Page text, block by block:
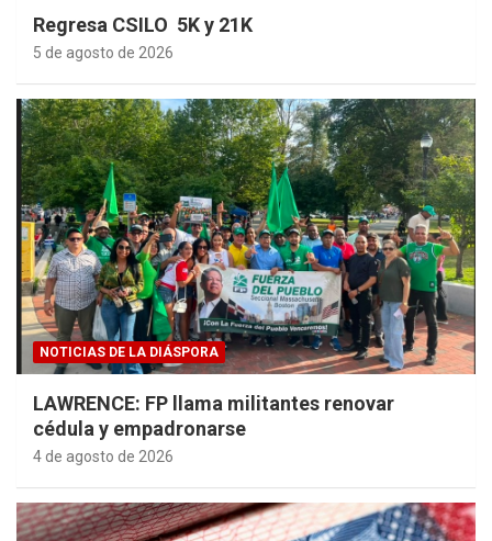
Regresa CSILO 5K y 21K
5 de agosto de 2026
NOTICIAS DE LA DIÁSPORA
LAWRENCE: FP llama militantes renovar
cédula y empadronarse
4 de agosto de 2026